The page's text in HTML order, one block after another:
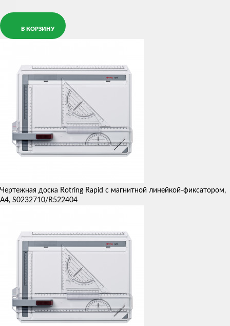
В КОРЗИНУ
Чертежная доска Rotring Rapid с магнитной линейкой-фиксатором,
А4, S0232710/R522404